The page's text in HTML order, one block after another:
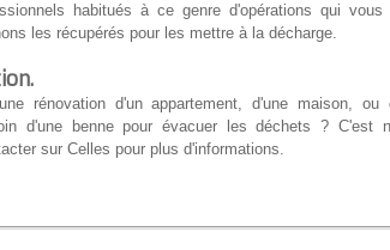
habitués à ce genre d'opérations qui vous
les récupérés pour les mettre à la décharge.
rénovation d'un appartement, d'une maison, ou
d'une benne pour évacuer les déchets ? C'est
sur Celles pour plus d'informations.